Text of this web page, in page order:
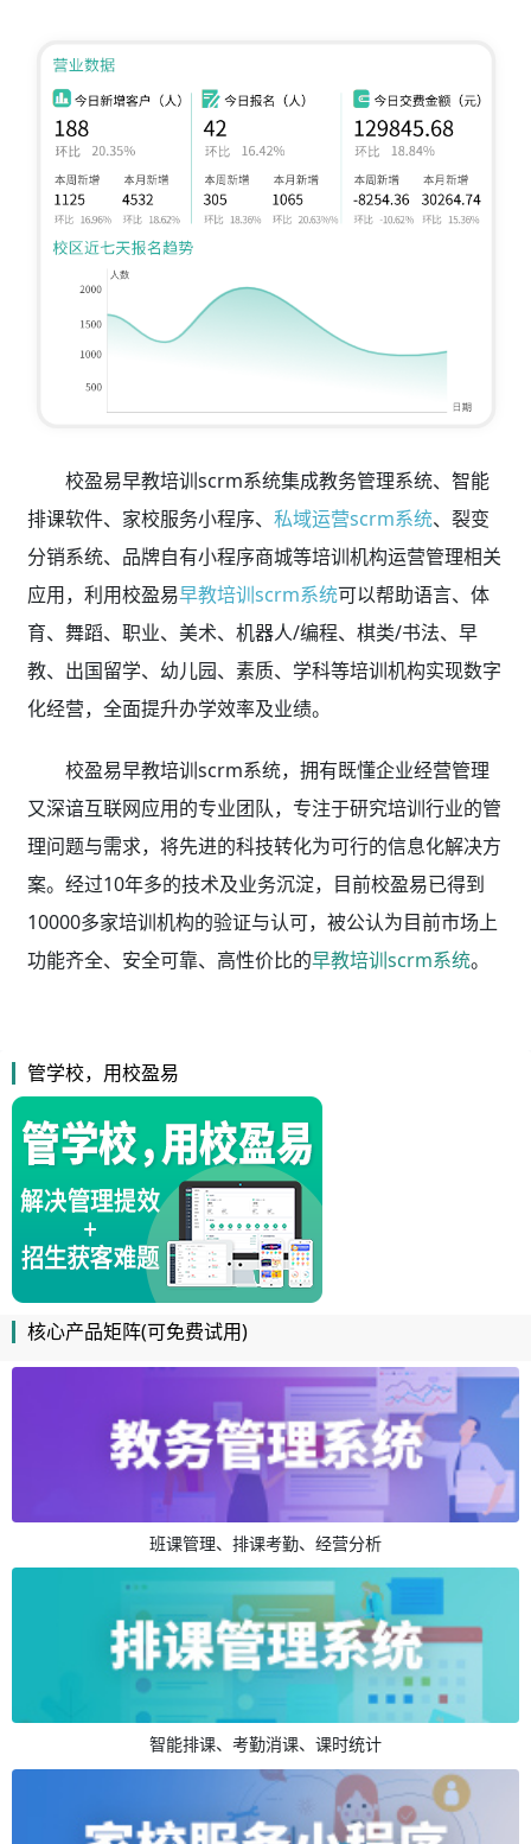
校盈易早教培训scrm系统集成教务管理系统、智能
排课软件、家校服务小程序、 私域运营scrm系统、裂变
分销系统、品牌自有小程序商城等培训机构运营管理相关
应用，利用校盈易早教培训scrm系统可以帮助语言、体
育、舞蹈、职业、美术、机器人/编程、棋类/书法、早
教、出国留学、幼儿园、素质、学科等培训机构实现数字
化经营，全面提升办学效率及业绩。
校盈易早教培训scrm系统，拥有既懂企业经营管理
又深谙互联网应用的专业团队，专注于研究培训行业的管
理问题与需求，将先进的科技转化为可行的信息化解决方
案。经过10年多的技术及业务沉淀，目前校盈易已得到
10000多家培训机构的验证与认可，被公认为目前市场上
功能齐全、安全可靠、高性价比的早教培训scrm系统。
管学校，用校盈易
核心产品矩阵(可免费试用)
班课管理、排课考勤、经营分析
智能排课、考勤消课、课时统计